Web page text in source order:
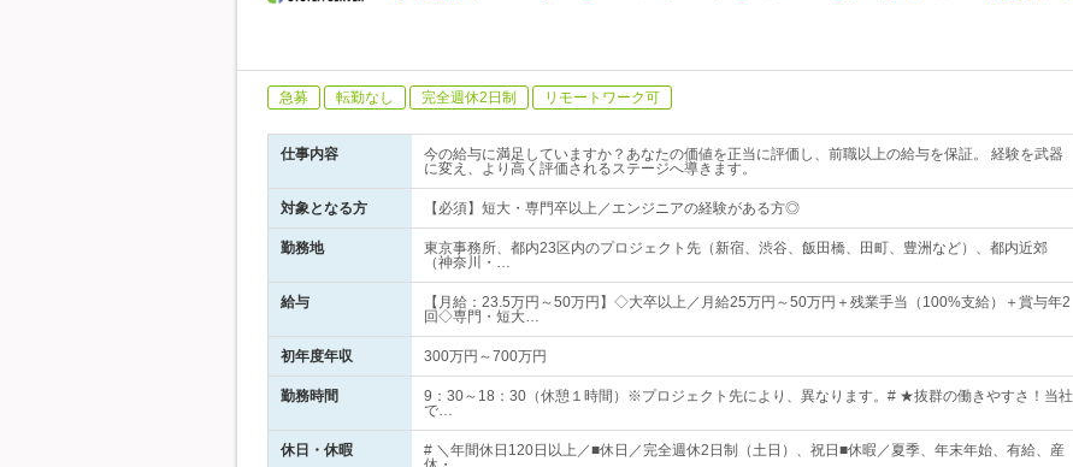
急募 転勤なし 完全週休2日制 リモートワーク可
仕事内容
今の給与に満足していますか？あなたの価値を正当に評価し、前職以上の給与を保証。 経験を武器
に変え、より高く評価されるステージへ導きます。
対象となる方 【必須】短大・専門卒以上／エンジニアの経験がある方◎
勤務地
東京事務所、都内23区内のプロジェクト先（新宿、渋谷、飯田橋、田町、豊洲など）、都内近郊
（神奈川・…
給与
【月給：23.5万円～50万円】◇大卒以上／月給25万円～50万円＋残業手当（100%支給）＋賞与年2
回◇専門・短大…
初年度年収 300万円～700万円
勤務時間
9：30～18：30（休憩１時間）※プロジェクト先により、異なります。# ★抜群の働きやすさ！当社
で…
休日・休暇
# ＼年間休日120日以上／■休日／完全週休2日制（土日）、祝日■休暇／夏季、年末年始、有給、産